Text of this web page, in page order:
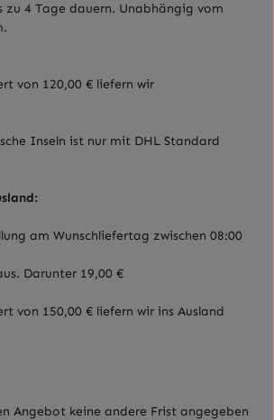
zu 4 Tage dauern. Unabhängig vom
von 120,00 € liefern wir
Inseln ist nur mit DHL Standard
:
am Wunschliefertag zwischen 08:00
Darunter 19,00 €
von 150,00 € liefern wir ins Ausland
Angebot keine andere Frist angegeben